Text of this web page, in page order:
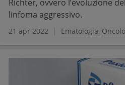
Richter, ovvero l’evoluzione
linfoma aggressivo.
21 apr 2022 Ematologia